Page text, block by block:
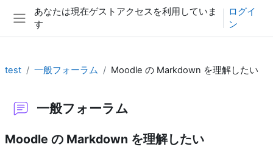
メインコンテンツへスキップする
サイドパネル
あなたは現在ゲストアクセスを利用していま
す
ログイ
ン
test 一般フォーラム Moodle の Markdown を理解したい
一般フォーラム
Moodle の Markdown を理解したい